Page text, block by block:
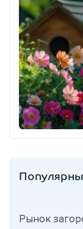
Рынок